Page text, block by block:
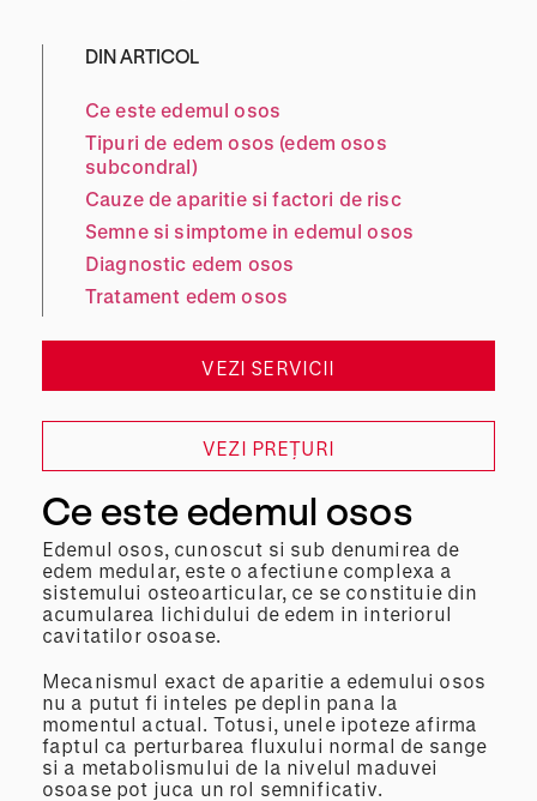
DIN ARTICOL
Ce este edemul osos
Tipuri de edem osos (edem osos
subcondral)
Cauze de aparitie si factori de risc
Semne si simptome in edemul osos
Diagnostic edem osos
Tratament edem osos
VEZI SERVICII
VEZI PREȚURI
Ce este edemul osos
Edemul osos, cunoscut si sub denumirea de
edem medular, este o afectiune complexa a
sistemului osteoarticular, ce se constituie din
acumularea lichidului de edem in interiorul
cavitatilor osoase.
Mecanismul exact de aparitie a edemului osos
nu a putut fi inteles pe deplin pana la
momentul actual. Totusi, unele ipoteze afirma
faptul ca perturbarea fluxului normal de sange
si a metabolismului de la nivelul maduvei
osoase pot juca un rol semnificativ.